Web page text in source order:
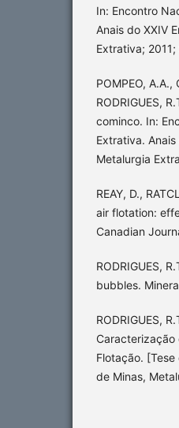
In: Encontro
Anais do XXIV
Extrativa;
POMPEO, A.A.,
RODRIGUES,
cominco. In:
Extrativa.
Metalurgia
REAY, D.,
air flotation:
Canadian
RODRIGUES,
bubbles.
RODRIGUES,
Caracterização
Flotação.
de Minas,